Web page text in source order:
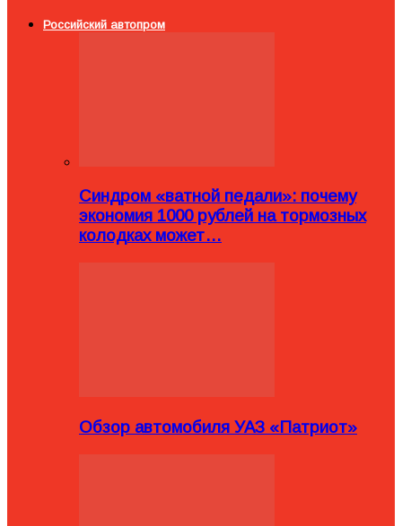
Российский автопром
Синдром «ватной педали»: почему
экономия 1000 рублей на тормозных
колодках может…
Обзор автомобиля УАЗ «Патриот»